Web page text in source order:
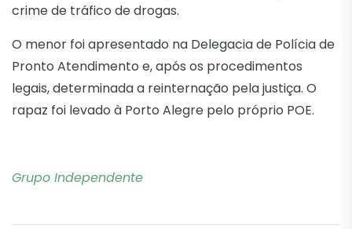
crime de tráfico de drogas.
O menor foi apresentado na Delegacia de Polícia de
Pronto Atendimento e, após os procedimentos
legais, determinada a reinternação pela justiça. O
rapaz foi levado à Porto Alegre pelo próprio POE.
Grupo Independente